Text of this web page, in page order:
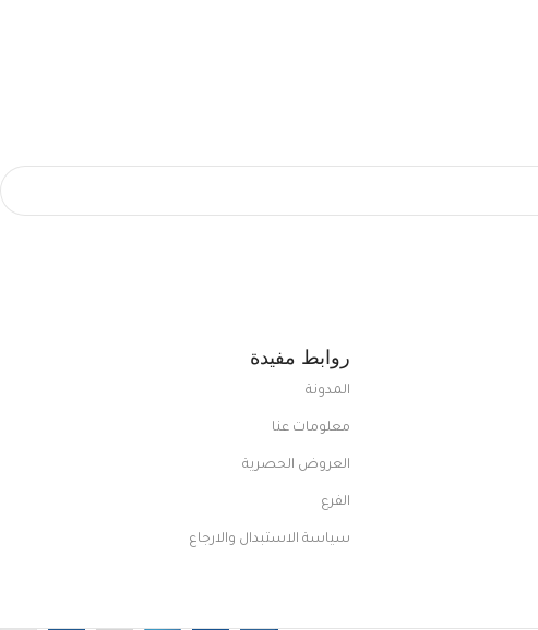
روابط مفيدة
المدونة
معلومات عنا
العروض الحصرية
الفرع
سياسة الاستبدال والارجاع